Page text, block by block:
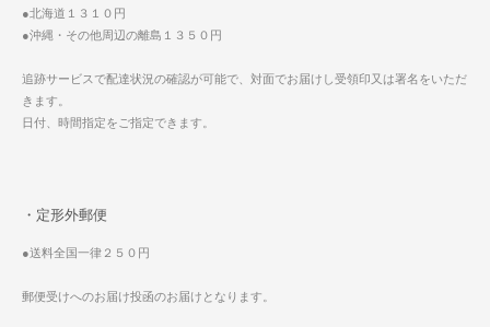
●北海道１３１０円
●沖縄・その他周辺の離島１３５０円
追跡サービスで配達状況の確認が可能で、対面でお届けし受領印又は署名をいただ
きます。
日付、時間指定をご指定できます。
・定形外郵便
●送料全国一律２５０円
郵便受けへのお届け投函のお届けとなります。